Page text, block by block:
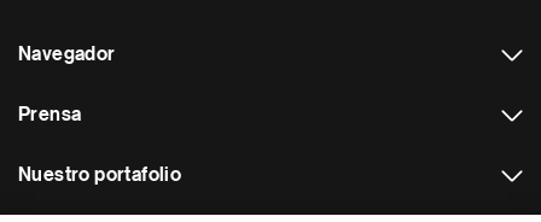
Navegador
Prensa
Nuestro portafolio